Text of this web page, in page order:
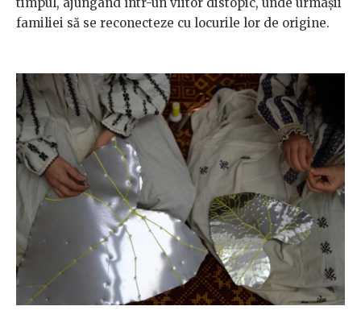
familiei să se reconecteze cu locurile lor de origine.